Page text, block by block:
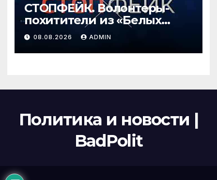
СТОПФЕЙК. Волонтеры-
похитители из «Белых
ангелов» силой заставляют
мирных жителей покидать
свои дома
08.08.2026 ADMIN
Политика и новости |
BadPolit